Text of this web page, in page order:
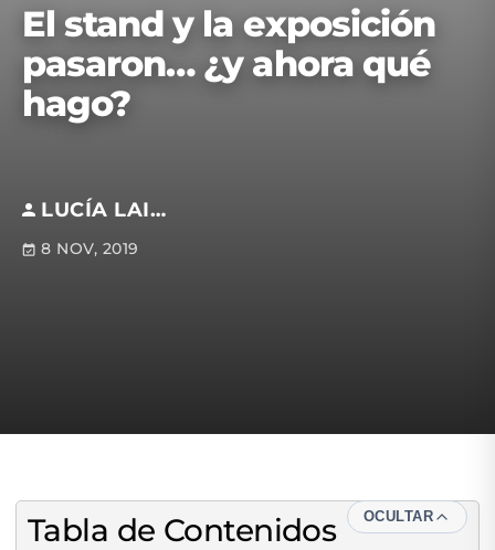
El stand y la exposición
pasaron… ¿y ahora qué
hago?
LUCÍA LAISA
8 NOV, 2019
Tabla de Contenidos OCULTAR